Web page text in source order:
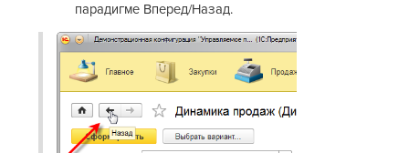
парадигме Вперед/Назад.